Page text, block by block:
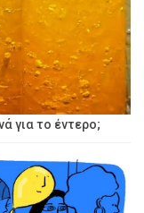
για το έντερο;